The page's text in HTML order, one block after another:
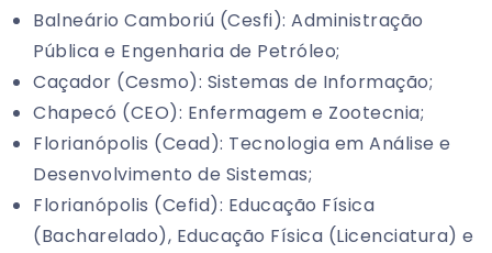
Balneário Camboriú (Cesfi): Administração
Pública e Engenharia de Petróleo;
Caçador (Cesmo): Sistemas de Informação;
Chapecó (CEO): Enfermagem e Zootecnia;
Florianópolis (Cead): Tecnologia em Análise e
Desenvolvimento de Sistemas;
Florianópolis (Cefid): Educação Física
(Bacharelado), Educação Física (Licenciatura) e